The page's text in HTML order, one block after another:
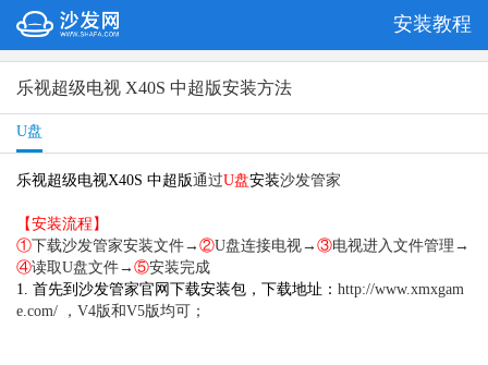
安装教程
乐视超级电视 X40S 中超版安装方法
U盘
乐视超级电视X40S 中超版通过U盘安装沙发管家
【安装流程】
①下载沙发管家安装文件→ ②U盘连接电视→ ③电视进入文件管理→
④读取U盘文件→ ⑤安装完成
1. 首先到沙发管家官网下载安装包，下载地址： http://www.xmxgam
e.com/ ，V4版和V5版均可；